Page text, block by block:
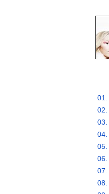
01.
02.
03.
04.
05.
06.
07.
08.